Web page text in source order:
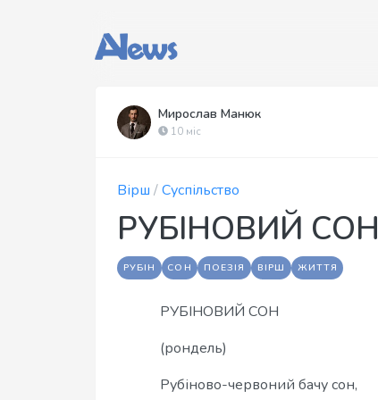
Мирослав Манюк
10 міс
Вірш /Суспільство
РУБІНОВИЙ СОН
РУБІН СОН ПОЕЗІЯ ВІРШ ЖИТТЯ
РУБІНОВИЙ СОН
(рондель)
Рубіново-червоний бачу сон,